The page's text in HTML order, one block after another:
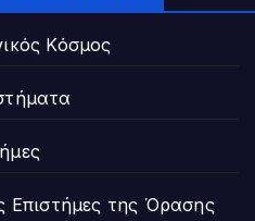
Κόσμος
Επιστήμες της Όρασης